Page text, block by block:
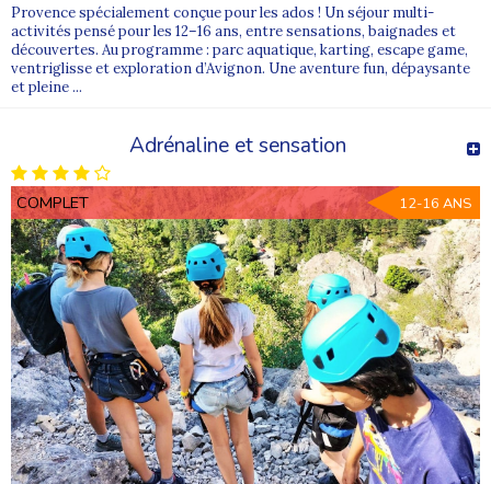
Provence spécialement conçue pour les ados ! Un séjour multi-
activités pensé pour les 12–16 ans, entre sensations, baignades et
découvertes. Au programme : parc aquatique, karting, escape game,
ventriglisse et exploration d’Avignon. Une aventure fun, dépaysante
et pleine ...
Adrénaline et sensation
COMPLET 12-16 ANS